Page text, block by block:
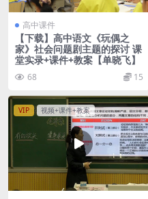
高中课件
【下载】高中语文《玩偶之
家》社会问题剧主题的探讨 课
堂实录+课件+教案【单晓飞】
68 15
VIP 视频+课件+教案